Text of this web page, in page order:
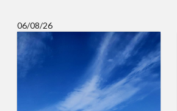
06/08/26